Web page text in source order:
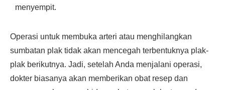
menyempit.
Operasi untuk membuka arteri atau menghilangkan
sumbatan plak tidak akan mencegah terbentuknya plak-
plak berikutnya. Jadi, setelah Anda menjalani operasi,
dokter biasanya akan memberikan obat resep dan